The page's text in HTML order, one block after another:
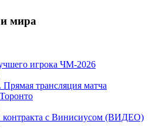
мира
игрока ЧМ-2026
трансляция матча
контракта с Винисиусом (ВИДЕО)